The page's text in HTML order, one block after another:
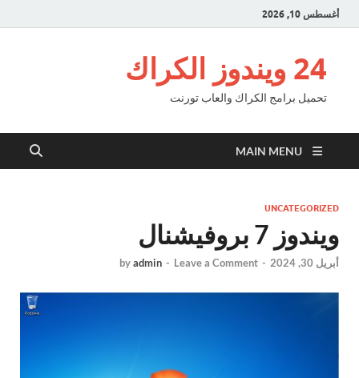
أغسطس 10, 2026
24 ويندوز الكراك
تحميل برامج الكراك والعاب تورنت
MAIN MENU
UNCATEGORIZED
ويندوز 7 بروفيشنال
أبريل 30, 2024 -
byadmin - Leave a Comment